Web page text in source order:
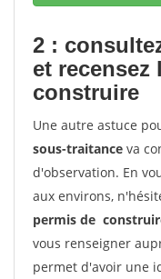
2 :
et recensez
construire
Une autre astuce
sous-traitance va
d'observation. En
aux environs,
permis de
vous renseigner
permet d'avoir une